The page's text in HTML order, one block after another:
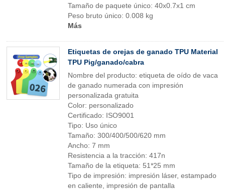
Tamaño de paquete único: 40x0.7x1 cm
Peso bruto único: 0.008 kg
Más
Etiquetas de orejas de ganado TPU Material
TPU Pig/ganado/cabra
Nombre del producto: etiqueta de oído de vaca
de ganado numerada con impresión
personalizada gratuita
Color: personalizado
Certificado: ISO9001
Tipo: Uso único
Tamaño: 300/400/500/620 mm
Ancho: 7 mm
Resistencia a la tracción: 417n
Tamaño de la etiqueta: 51*25 mm
Tipo de impresión: impresión láser, estampado
en caliente, impresión de pantalla